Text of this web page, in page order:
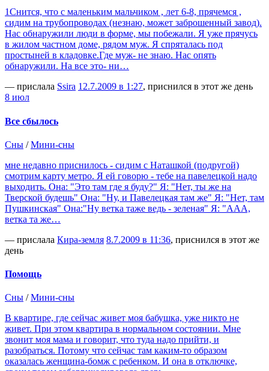
1Снится, что с маленьким мальчиком , лет 6-8, прячемся ,
сидим на трубопроводах (незнаю, может заброшенный завод).
Нас обнаружили люди в форме, мы побежали. Я уже прячусь
в жилом частном доме, рядом муж. Я спряталась под
простыней в кладовке.Где муж- не знаю. Нас опять
обнаружили. На все это- ни…
— прислала Ssira 12.7.2009 в 1:27, приснился в этот же день
8 июл
Все сбылось
Сны /Мини-сны
мне недавно приснилось - сидим с Наташкой (подругой)
смотрим карту метро. Я ей говорю - тебе на павелецкой надо
выходить. Она: "Это там где я буду?" Я: "Нет, ты же на
Тверской будешь" Она: "Ну, и Павелецкая там же" Я: "Нет, там
Пушкинская" Она:"Ну ветка таже ведь - зеленая" Я: "ААА,
ветка та же…
— прислала Кира-земля 8.7.2009 в 11:36, приснился в этот же
день
Помощь
Сны /Мини-сны
В квартире, где сейчас живет моя бабушка, уже никто не
живет. При этом квартира в нормальном состоянии. Мне
звонит моя мама и говорит, что туда надо прийти, и
разобраться. Потому что сейчас там каким-то образом
оказалась женщина-бомж с ребенком. И она в отключке,